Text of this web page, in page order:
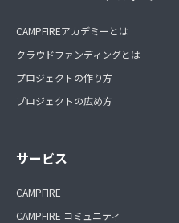
CAMPFIREアカデミーとは
クラウドファンディングとは
プロジェクトの作り方
プロジェクトの広め方
サービス
CAMPFIRE
CAMPFIRE コミュニティ